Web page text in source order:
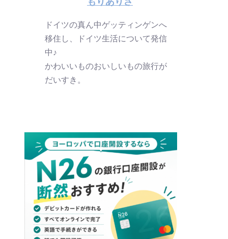
ドイツの真ん中ゲッティンゲンへ
移住し、ドイツ生活について発信
中♪
かわいいものおいしいもの旅行が
だいすき。